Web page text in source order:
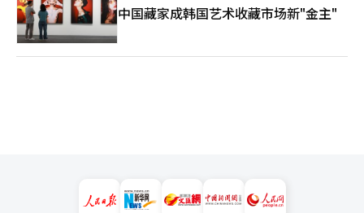
中国藏家成韩国艺术收藏市场新"金主"